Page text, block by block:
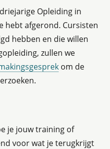
Opleiding in
hebt afgerond. Cursisten
hebben en die willen
zullen we
om de
je jouw training of
voor wat je terugkrijgt